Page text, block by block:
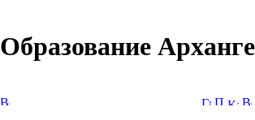
Образование